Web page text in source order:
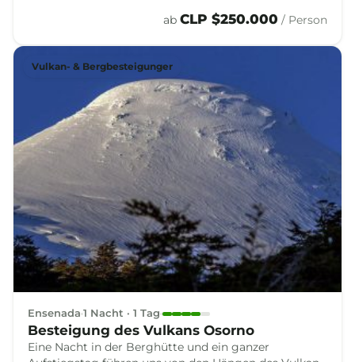
das wildeste Wesen der südlichen Anden ausmacht.
ab CLP $250.000 / Person
Vulkan- & Bergbesteigunger
Ensenada 1 Nacht · 1 Tag
Besteigung des Vulkans Osorno
Eine Nacht in der Berghütte und ein ganzer